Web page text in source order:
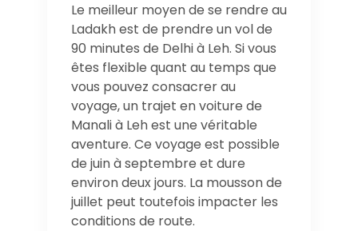
Le meilleur moyen de se rendre au
Ladakh est de prendre un vol de
90 minutes de Delhi à Leh. Si vous
êtes flexible quant au temps que
vous pouvez consacrer au
voyage, un trajet en voiture de
Manali à Leh est une véritable
aventure. Ce voyage est possible
de juin à septembre et dure
environ deux jours. La mousson de
juillet peut toutefois impacter les
conditions de route.